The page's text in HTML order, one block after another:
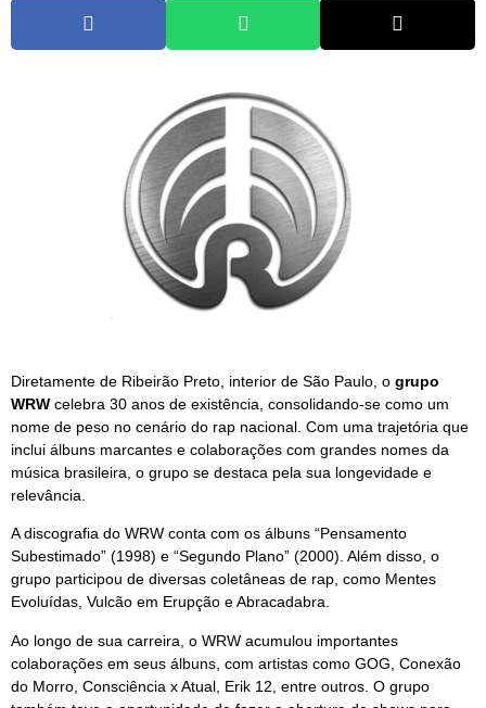
Diretamente de Ribeirão Preto, interior de São Paulo, o grupo
WRW celebra 30 anos de existência, consolidando-se como um
nome de peso no cenário do rap nacional. Com uma trajetória que
inclui álbuns marcantes e colaborações com grandes nomes da
música brasileira, o grupo se destaca pela sua longevidade e
relevância.
A discografia do WRW conta com os álbuns “Pensamento
Subestimado” (1998) e “Segundo Plano” (2000). Além disso, o
grupo participou de diversas coletâneas de rap, como Mentes
Evoluídas, Vulcão em Erupção e Abracadabra.
Ao longo de sua carreira, o WRW acumulou importantes
colaborações em seus álbuns, com artistas como GOG, Conexão
do Morro, Consciência x Atual, Erik 12, entre outros. O grupo